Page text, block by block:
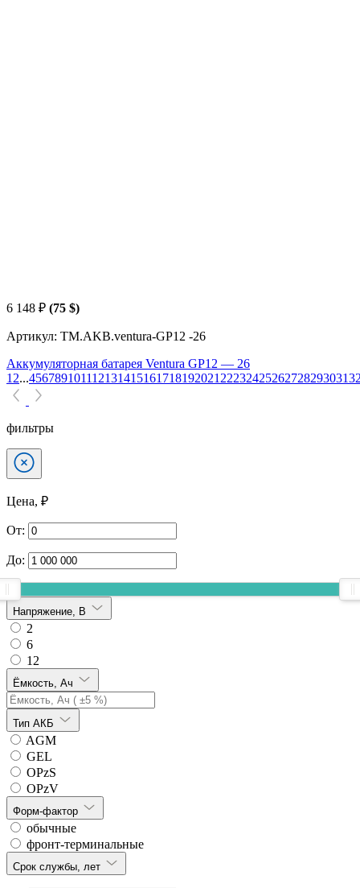
6 148 ₽ (75 $)
Артикул: TM.AKB.ventura-GP12 -26
Аккумуляторная батарея Ventura GP12 — 26
1 2...456789101112131415161718192021 22232425262728293031
фильтры
Цена, ₽
От:
До:
Напряжение, В
2
6
12
Ёмкость, Ач
Тип АКБ
AGM
GEL
OPzS
OPzV
Форм-фактор
обычные
фронт-терминальные
Срок службы, лет